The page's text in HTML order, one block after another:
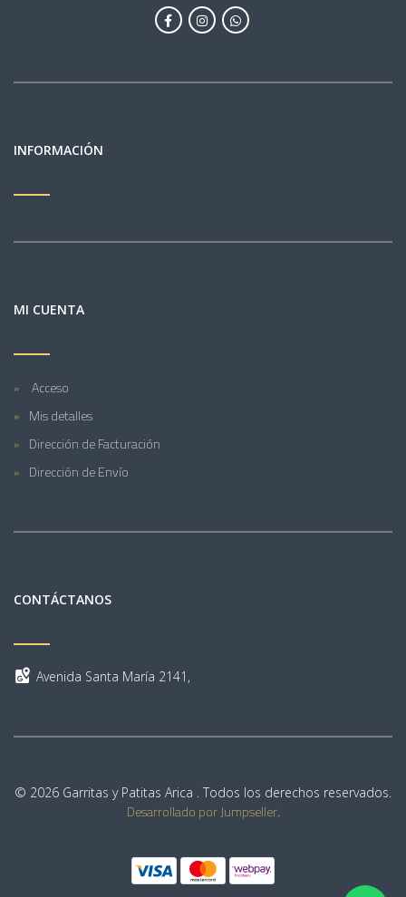
INFORMACIÓN
MI CUENTA
Acceso
Mis detalles
Dirección de Facturación
Dirección de Envío
CONTÁCTANOS
Avenida Santa María 2141,
© 2026 Garritas y Patitas Arica . Todos los derechos reservados.
Desarrollado por Jumpseller.